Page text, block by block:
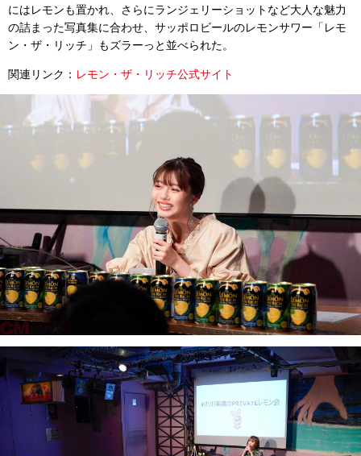
にはレモンも置かれ、さらにランジェリーショットなど大人な魅力
の詰まった写真集に合わせ、サッポロビールのレモンサワー「レモ
ン・ザ・リッチ」もズラーっと並べられた。
関連リンク： レモン・ザ・リッチ公式サイト